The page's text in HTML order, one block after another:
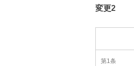
変更2
第1条